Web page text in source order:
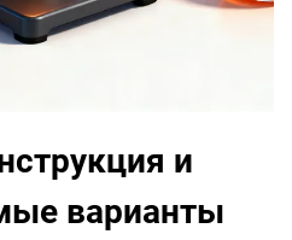
и
варианты